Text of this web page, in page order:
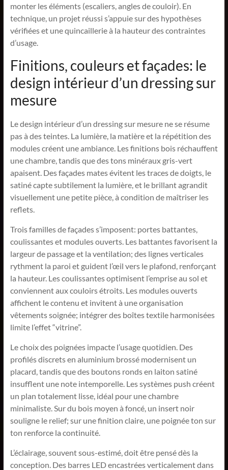
monter les éléments (escaliers, angles de couloir). En
technique, un projet réussi s’appuie sur des hypothèses
vérifiées et une quincaillerie à la hauteur des contraintes
d’usage.
Finitions, couleurs et façades: le
design intérieur d’un dressing sur
mesure
Le design intérieur d’un dressing sur mesure ne se résume
pas à des teintes. La lumière, la matière et la répétition des
modules créent une ambiance. Les finitions bois réchauffent
une chambre, tandis que des tons minéraux gris-vert
apaisent. Des façades mates évitent les traces de doigts, le
satiné capte subtilement la lumière, et le brillant agrandit
visuellement une petite pièce, à condition de maîtriser les
reflets.
Trois familles de façades s’imposent: portes battantes,
coulissantes et modules ouverts. Les battantes favorisent la
largeur de passage et la ventilation; des lignes verticales
rythment la paroi et guident l’œil vers le plafond, renforçant
la hauteur. Les coulissantes optimisent l’emprise au sol et
conviennent aux couloirs étroits. Les modules ouverts
affichent le contenu et invitent à une organisation
vêtements soignée; intégrer des boîtes textile harmonisées
limite l’effet “vitrine”.
Le choix des poignées impacte l’usage quotidien. Des
profilés discrets en aluminium brossé modernisent un
placard, tandis que des boutons ronds en laiton satiné
insufflent une note intemporelle. Les systèmes push créent
un plan totalement lisse, idéal pour une chambre
minimaliste. Sur du bois moyen à foncé, un insert noir
souligne le relief; sur une finition claire, une poignée ton sur
ton renforce la continuité.
L’éclairage, souvent sous-estimé, doit être pensé dès la
conception. Des barres LED encastrées verticalement dans